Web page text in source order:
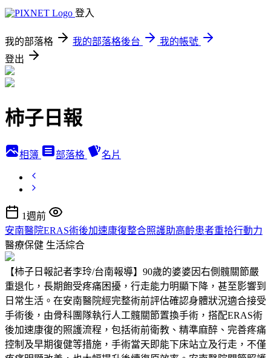
登入
我的部落格 我的部落格後台
我的帳號
登出
柿子日報
相簿 部落格 名片
1週前
安南醫院ERAS術後加速康復整合照護助高齡患者重拾行動力
醫療保健 生活綜合
【柿子日報記者李玲/台南報導】90歲的婆婆因右側髖關節嚴
重退化，長期飽受疼痛困擾，行走能力明顯下降，甚至影響到
日常生活。在安南醫院經完整術前評估確認身體狀況適合接受
手術後，由骨科團隊執行人工髖關節置換手術，搭配ERAS術
後加速康復的照護流程，包括術前衛教、精準麻醉、完善疼痛
控制及早期復健等措施，手術當天即能下床站立及行走，不僅